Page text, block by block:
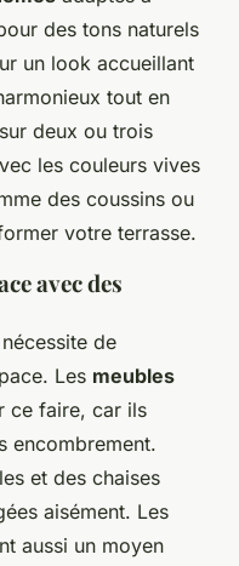
des tons naturels
un look accueillant
tout en
deux ou trois
les couleurs vives
des coussins ou
votre terrasse.
avec des
nécessite de
Les meubles
ce faire, car ils
encombrement.
et des chaises
aisément. Les
aussi un moyen